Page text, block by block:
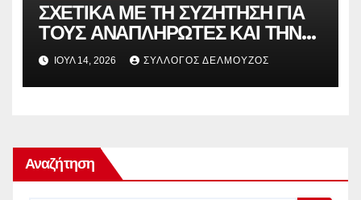
ΣΧΕΤΙΚΑ ΜΕ ΤΗ ΣΥΖΗΤΗΣΗ ΓΙΑ
ΤΟΥΣ ΑΝΑΠΛΗΡΩΤΕΣ ΚΑΙ ΤΗΝ
ΠΑΡΑΠΟΜΠΗ ΤΗΣ ΕΛΛΑΔΑΣ
ΣΤΟ ΕΥΡΩΠΑΪΚΟ ΔΙΚΑΣΤΗΡΙΟ
ΙΟΎΛ 14, 2026 ΣΎΛΛΟΓΟΣ ΔΕΛΜΟΎΖΟΣ
Αναζήτηση